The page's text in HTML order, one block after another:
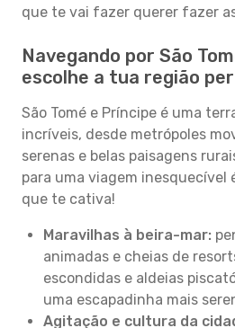
que te vai fazer querer fazer
Navegando por São
escolhe a tua região
São Tomé e Príncipe é uma
incríveis, desde metrópoles
serenas e belas paisagens
para uma viagem inesquecível
que te cativa!
Maravilhas à beira-mar:
animadas e cheias de
escondidas e aldeias
uma escapadinha mais
Agitação e cultura da